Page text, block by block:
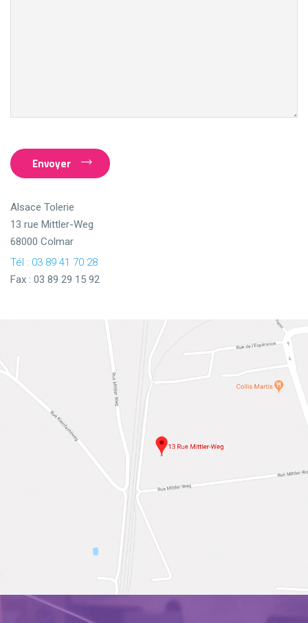
Envoyer
Alsace Tolerie
13 rue Mittler-Weg
68000 Colmar
Tél : 03 89 41 70 28
Fax : 03 89 29 15 92